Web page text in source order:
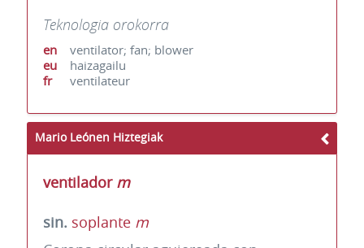
Teknologia orokorra
en
ventilator; fan; blower
eu
haizagailu
fr
ventilateur
Mario Leónen Hiztegiak
ventilador m
sin. soplante m